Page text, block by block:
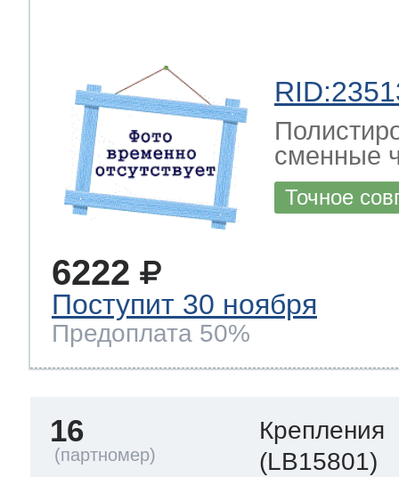
сменные
Точное
6222
Поступит 30 ноября
Предоплата 50%
16
Крепления
(LB15801)